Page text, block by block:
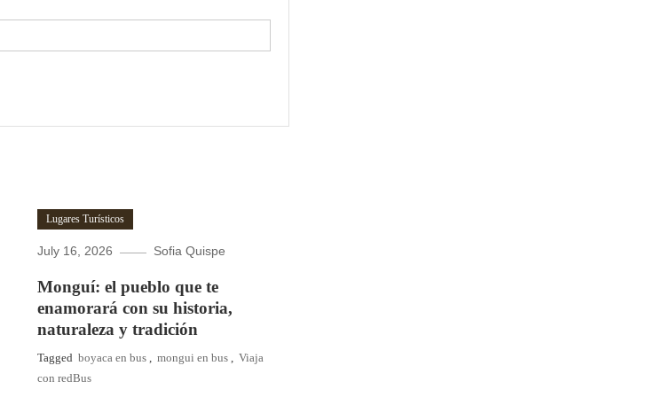
Lugares Turísticos
July 16, 2026 Sofia Quispe
Monguí: el pueblo que te
enamorará con su historia,
naturaleza y tradición
Tagged boyaca en bus , mongui en bus , Viaja
con redBus